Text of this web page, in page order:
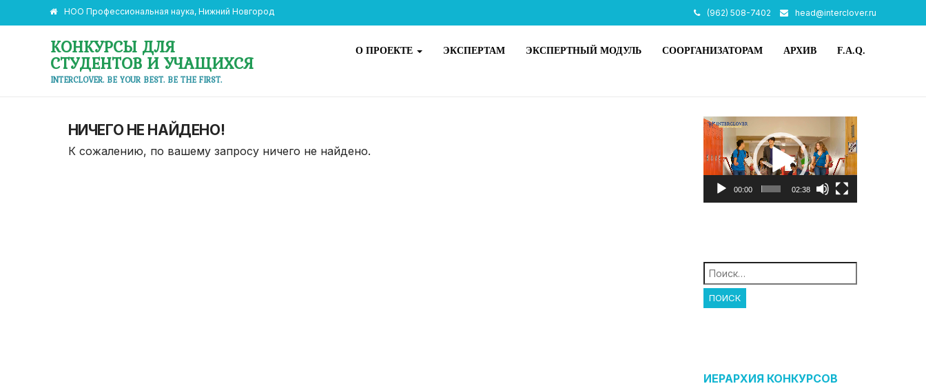
НОО Профессиональная наука, Нижний Новгород (962) 508-7402 head@interclover.ru
КОНКУРСЫ ДЛЯ
СТУДЕНТОВ И УЧАЩИХСЯ
INTERCLOVER. BE YOUR BEST. BE THE FIRST.
О ПРОЕКТЕ ЭКСПЕРТАМ ЭКСПЕРТНЫЙ МОДУЛЬ СООРГАНИЗАТОРАМ АРХИВ F.A.Q.
НИЧЕГО НЕ НАЙДЕНО!
К сожалению, по вашему запросу ничего не найдено.
Видеоплеер
00:00 02:38
Найти:
ИЕРАРХИЯ КОНКУРСОВ